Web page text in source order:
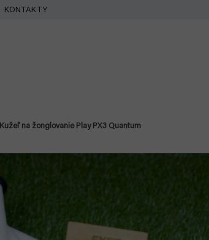
KONTAKTY
Kužeľ na žonglovanie Play PX3 Quantum